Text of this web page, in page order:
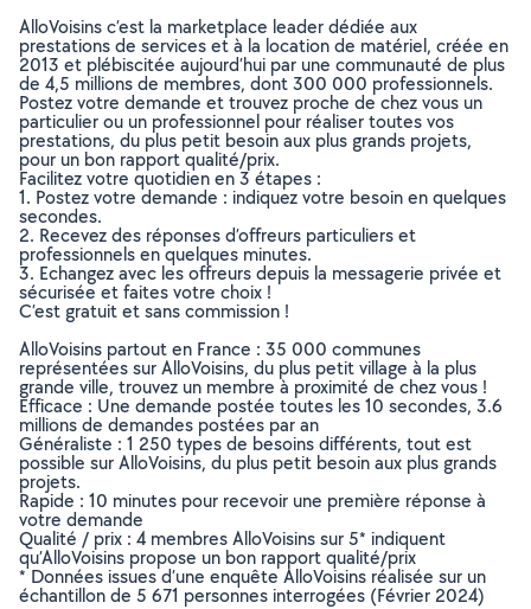
AlloVoisins c’est la marketplace leader dédiée aux
prestations de services et à la location de matériel, créée en
2013 et plébiscitée aujourd’hui par une communauté de plus
de 4,5 millions de membres, dont 300 000 professionnels.
Postez votre demande et trouvez proche de chez vous un
particulier ou un professionnel pour réaliser toutes vos
prestations, du plus petit besoin aux plus grands projets,
pour un bon rapport qualité/prix.
Facilitez votre quotidien en 3 étapes :
1. Postez votre demande : indiquez votre besoin en quelques
secondes.
2. Recevez des réponses d’offreurs particuliers et
professionnels en quelques minutes.
3. Echangez avec les offreurs depuis la messagerie privée et
sécurisée et faites votre choix !
C’est gratuit et sans commission !
AlloVoisins partout en France : 35 000 communes
représentées sur AlloVoisins, du plus petit village à la plus
grande ville, trouvez un membre à proximité de chez vous !
Efficace : Une demande postée toutes les 10 secondes, 3.6
millions de demandes postées par an
Généraliste : 1 250 types de besoins différents, tout est
possible sur AlloVoisins, du plus petit besoin aux plus grands
projets.
Rapide : 10 minutes pour recevoir une première réponse à
votre demande
Qualité / prix : 4 membres AlloVoisins sur 5* indiquent
qu’AlloVoisins propose un bon rapport qualité/prix
* Données issues d’une enquête AlloVoisins réalisée sur un
échantillon de 5 671 personnes interrogées (Février 2024)